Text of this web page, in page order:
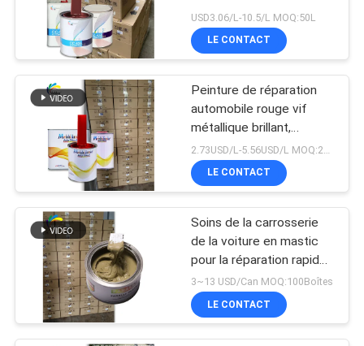
USD3.06/L-10.5/L MOQ:50L
LE CONTACT
Peinture de réparation
automobile rouge vif
métallique brillant,
assortiment de couleurs
de qualité usine d'origine
LE CONTACT
Soins de la carrosserie
de la voiture en mastic
pour la réparation rapide
des inégalités
3~13 USD/Can MOQ:100Boîtes
LE CONTACT